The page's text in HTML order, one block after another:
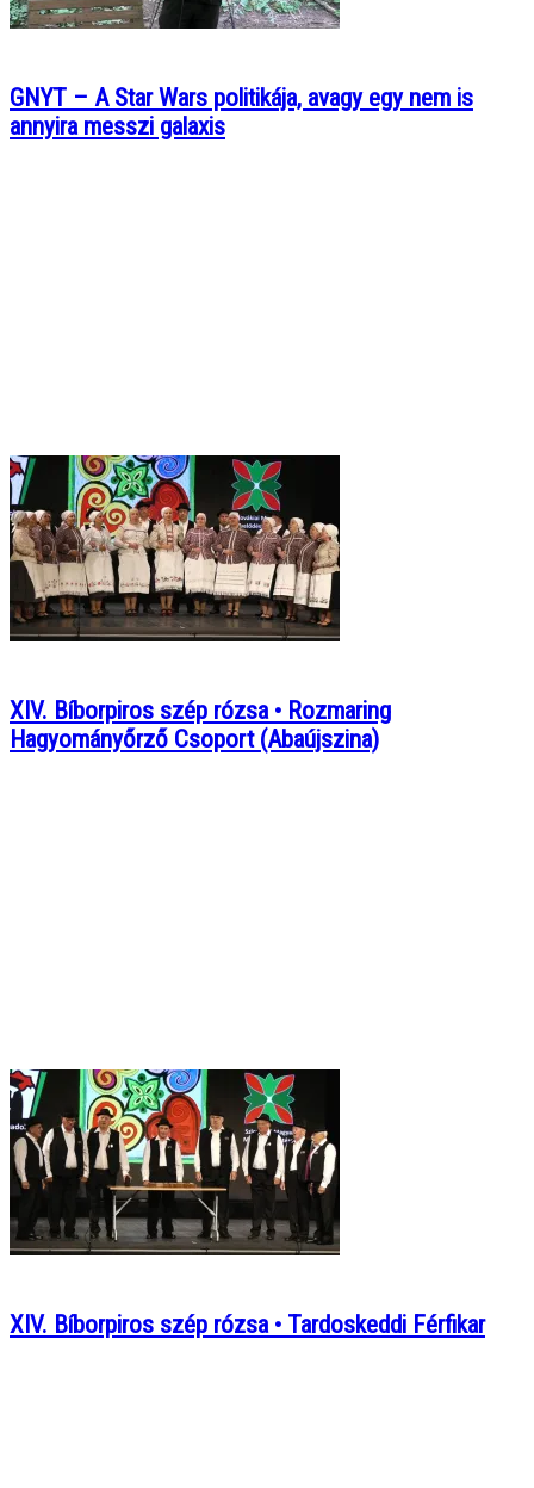
GNYT – A Star Wars politikája, avagy egy nem is
annyira messzi galaxis
XIV. Bíborpiros szép rózsa • Rozmaring
Hagyományőrző Csoport (Abaújszina)
XIV. Bíborpiros szép rózsa • Tardoskeddi Férfikar